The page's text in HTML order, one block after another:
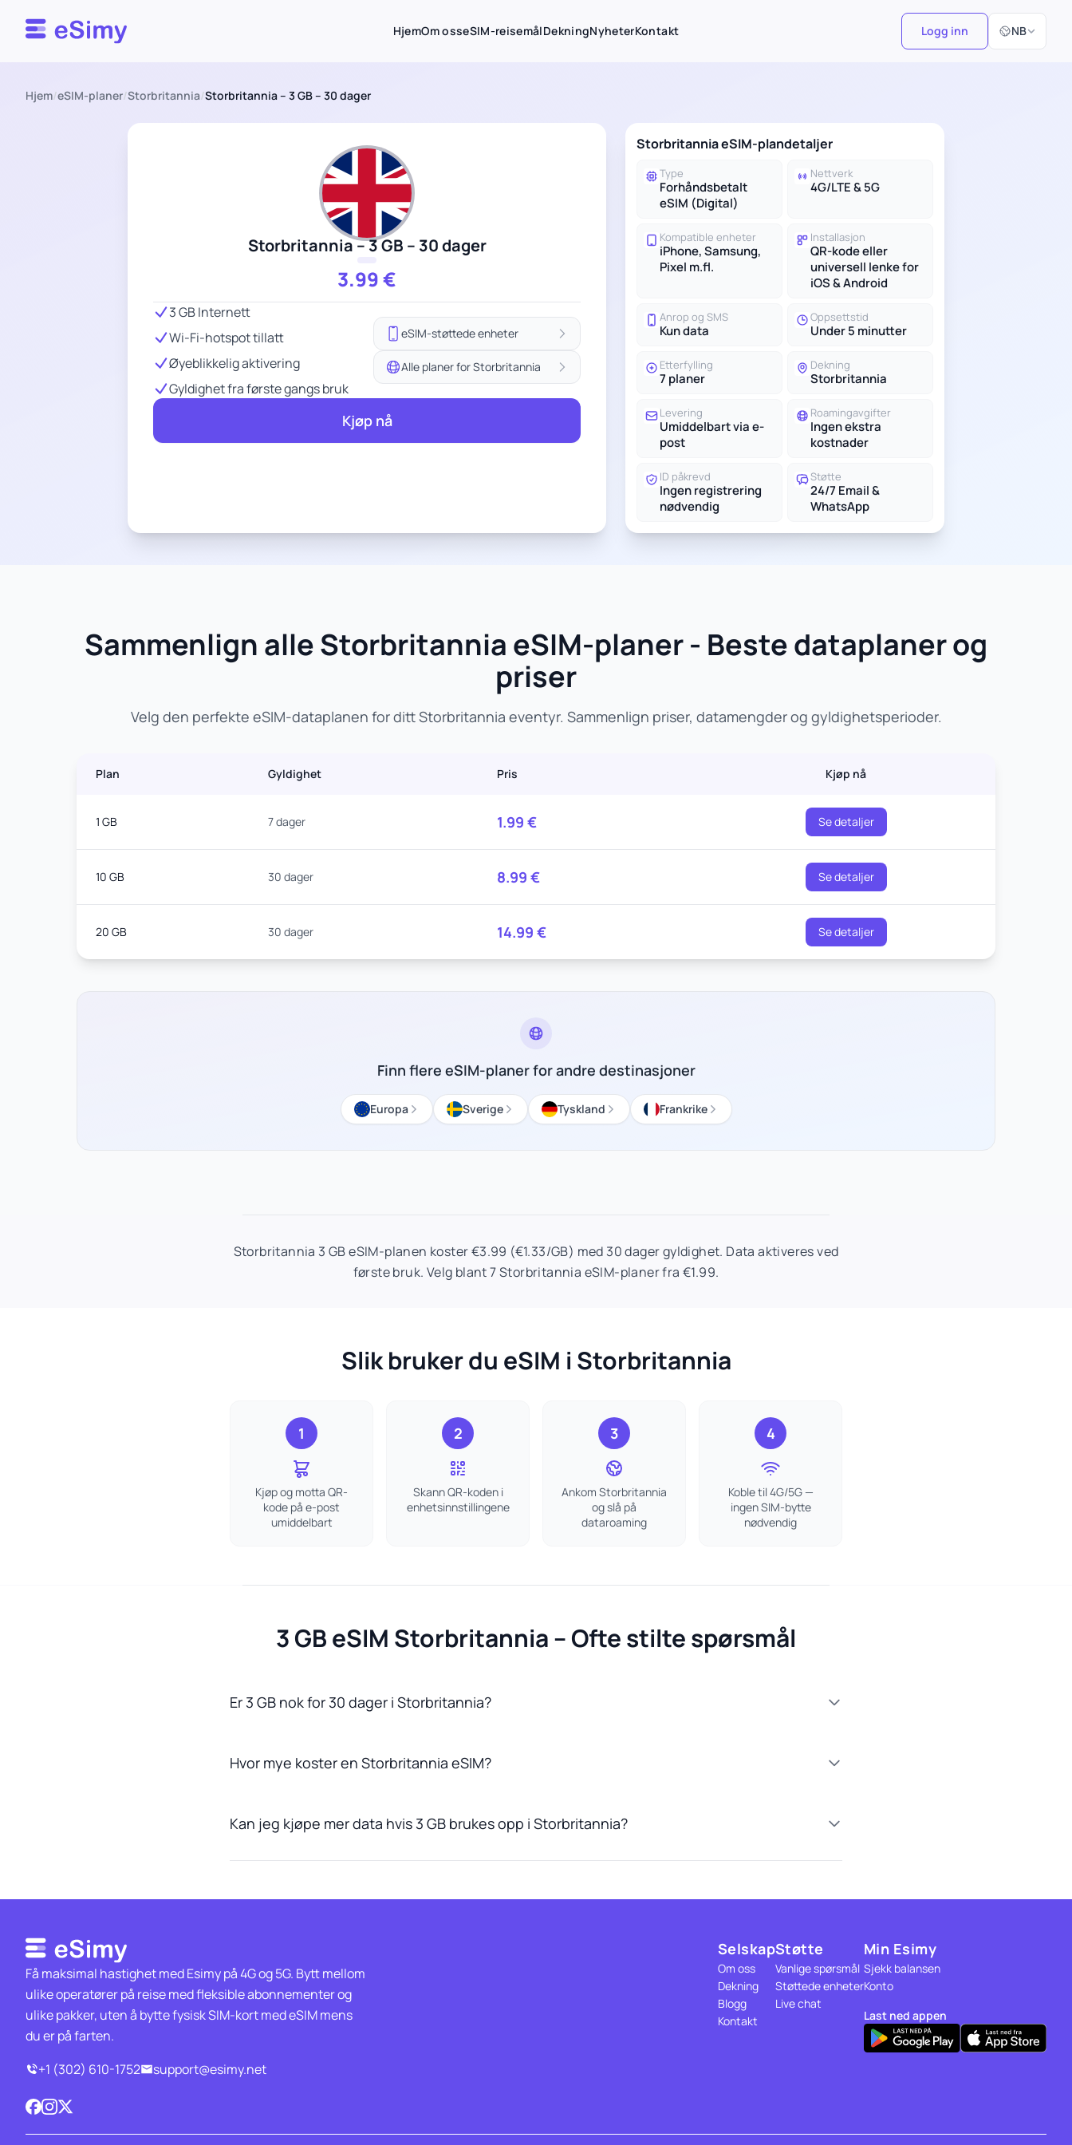
Esimy HjemOm osseSIM-reisemålDekningNyheterKontakt Logg inn NB
Velg språk
Hjem/eSIM-planer/Storbritannia/Storbritannia – 3 GB – 30 dager
Storbritannia – 3 GB – 30 dager
3.99€
3 GB Internett
Wi-Fi-hotspot tillatt
Øyeblikkelig aktivering
Gyldighet fra første gangs bruk
eSIM-støttede enheter
Alle planer for Storbritannia
Kjøp nå
Storbritannia eSIM-plandetaljer
Type
Forhåndsbetalt
eSIM (Digital)
Nettverk
4G/LTE & 5G
Kompatible enheter
iPhone, Samsung,
Pixel m.fl.
Installasjon
QR-kode eller
universell lenke for
iOS & Android
Anrop og SMS
Kun data
Oppsettstid
Under 5 minutter
Etterfylling
7 planer
Dekning
Storbritannia
Levering
Umiddelbart via e-
post
Roamingavgifter
Ingen ekstra
kostnader
ID påkrevd
Ingen registrering
nødvendig
Støtte
24/7 Email &
WhatsApp
Sammenlign alle Storbritannia eSIM-planer - Beste dataplaner og
priser
Velg den perfekte eSIM-dataplanen for ditt Storbritannia eventyr. Sammenlign priser, datamengder og gyldighetsperioder.
Plan Gyldighet Pris Kjøp nå
1 GB 7 dager 1.99 € Se detaljer
10 GB 30 dager 8.99 € Se detaljer
20 GB 30 dager 14.99 € Se detaljer
Finn flere eSIM-planer for andre destinasjoner
Europa Sverige Tyskland Frankrike
Storbritannia 3 GB eSIM-planen koster €3.99 (€1.33/GB) med 30 dager gyldighet. Data aktiveres ved
første bruk. Velg blant 7 Storbritannia eSIM-planer fra €1.99.
Slik bruker du eSIM i Storbritannia
1
Kjøp og motta QR-
kode på e-post
umiddelbart
2
Skann QR-koden i
enhetsinnstillingene
3
Ankom Storbritannia
og slå på
dataroaming
4
Koble til 4G/5G —
ingen SIM-bytte
nødvendig
3 GB eSIM Storbritannia – Ofte stilte spørsmål
Er 3 GB nok for 30 dager i Storbritannia?
Hvor mye koster en Storbritannia eSIM?
Kan jeg kjøpe mer data hvis 3 GB brukes opp i Storbritannia?
Få maksimal hastighet med Esimy på 4G og 5G. Bytt mellom
ulike operatører på reise med fleksible abonnementer og
ulike pakker, uten å bytte fysisk SIM-kort med eSIM mens
du er på farten.
+1 (302) 610-1752
support@esimy.net
Selskap
Om oss
Dekning
Blogg
Kontakt
Støtte
Vanlige spørsmål
Støttede enheter
Live chat
Min Esimy
Sjekk balansen
Konto
Last ned appen